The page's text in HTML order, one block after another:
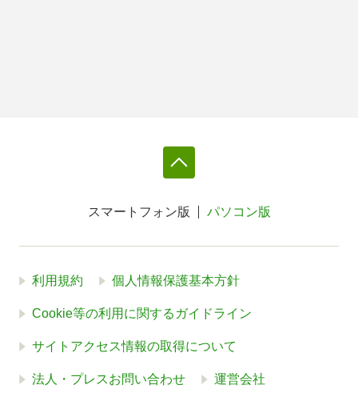
スマートフォン版 パソコン版
利用規約 個人情報保護基本方針
Cookie等の利用に関するガイドライン
サイトアクセス情報の取得について
法人・プレスお問い合わせ 運営会社